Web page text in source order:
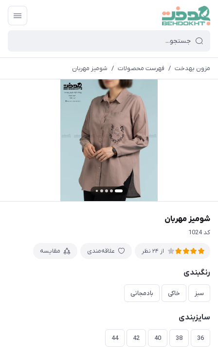
مزون بهدخت / فهرست محصولات / شومیز مهربان
شومیز مهربان
کد 1024
از 24 نظر علاقه‌مندی مقایسه
رنگبندی
سبز خاکی بادمجانی
سایزبندی
36
38
40
42
44